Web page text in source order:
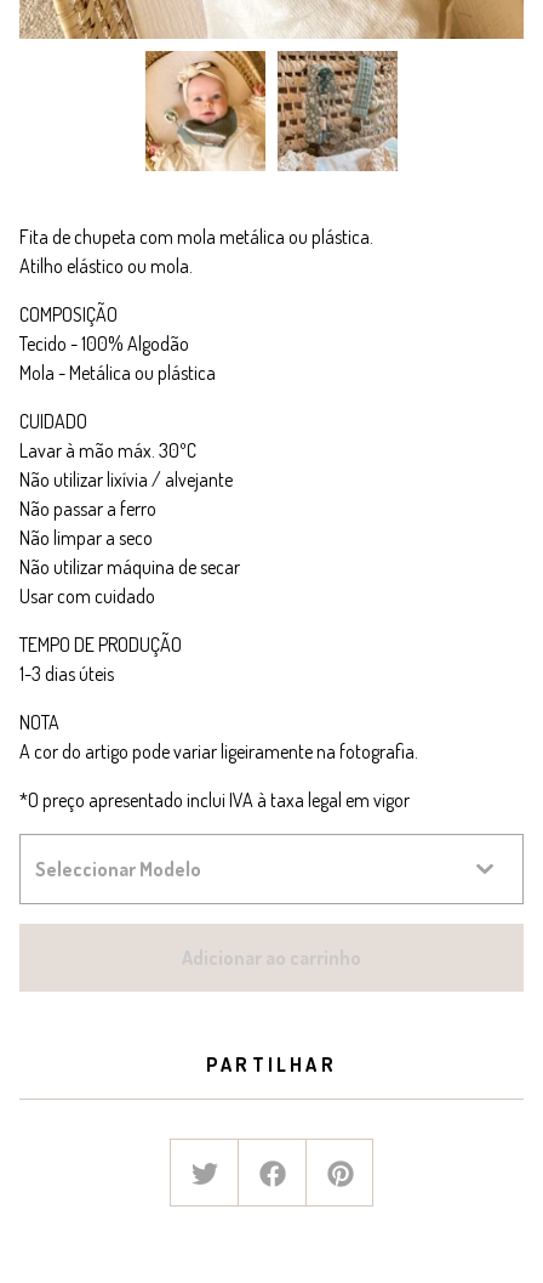
Fita de chupeta com mola metálica ou plástica.
Atilho elástico ou mola.
COMPOSIÇÃO
Tecido - 100% Algodão
Mola - Metálica ou plástica
CUIDADO
Lavar à mão máx. 30ºC
Não utilizar lixívia / alvejante
Não passar a ferro
Não limpar a seco
Não utilizar máquina de secar
Usar com cuidado
TEMPO DE PRODUÇÃO
1-3 dias úteis
NOTA
A cor do artigo pode variar ligeiramente na fotografia.
*O preço apresentado inclui IVA à taxa legal em vigor
Adicionar ao carrinho
PARTILHAR